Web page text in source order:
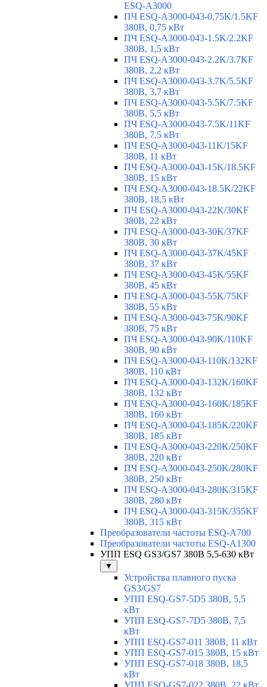
ESQ-A3000
ПЧ ESQ-A3000-043-0.75K/1.5KF
380В, 0,75 кВт
ПЧ ESQ-A3000-043-1.5K/2.2KF
380В, 1,5 кВт
ПЧ ESQ-A3000-043-2.2K/3.7KF
380В, 2,2 кВт
ПЧ ESQ-A3000-043-3.7K/5.5KF
380В, 3,7 кВт
ПЧ ESQ-A3000-043-5.5K/7.5KF
380В, 5,5 кВт
ПЧ ESQ-A3000-043-7.5K/11KF
380В, 7,5 кВт
ПЧ ESQ-A3000-043-11K/15KF
380В, 11 кВт
ПЧ ESQ-A3000-043-15K/18.5KF
380В, 15 кВт
ПЧ ESQ-A3000-043-18.5K/22KF
380В, 18,5 кВт
ПЧ ESQ-A3000-043-22K/30KF
380В, 22 кВт
ПЧ ESQ-A3000-043-30K/37KF
380В, 30 кВт
ПЧ ESQ-A3000-043-37K/45KF
380В, 37 кВт
ПЧ ESQ-A3000-043-45K/55KF
380В, 45 кВт
ПЧ ESQ-A3000-043-55K/75KF
380В, 55 кВт
ПЧ ESQ-A3000-043-75K/90KF
380В, 75 кВт
ПЧ ESQ-A3000-043-90K/110KF
380В, 90 кВт
ПЧ ESQ-A3000-043-110K/132KF
380В, 110 кВт
ПЧ ESQ-A3000-043-132K/160KF
380В, 132 кВт
ПЧ ESQ-A3000-043-160K/185KF
380В, 160 кВт
ПЧ ESQ-A3000-043-185K/220KF
380В, 185 кВт
ПЧ ESQ-A3000-043-220K/250KF
380В, 220 кВт
ПЧ ESQ-A3000-043-250K/280KF
380В, 250 кВт
ПЧ ESQ-A3000-043-280K/315KF
380В, 280 кВт
ПЧ ESQ-A3000-043-315K/355KF
380В, 315 кВт
Преобразователи частоты ESQ-A700
Преобразователи частоты ESQ-A1300
УПП ESQ GS3/GS7 380В 5,5-630 кВт
▼
Устройства плавного пуска
GS3/GS7
УПП ESQ-GS7-5D5 380В, 5,5
кВт
УПП ESQ-GS7-7D5 380В, 7,5
кВт
УПП ESQ-GS7-011 380В, 11 кВт
УПП ESQ-GS7-015 380В, 15 кВт
УПП ESQ-GS7-018 380В, 18,5
кВт